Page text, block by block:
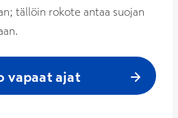
tällöin rokote antaa suojan
vapaat ajat